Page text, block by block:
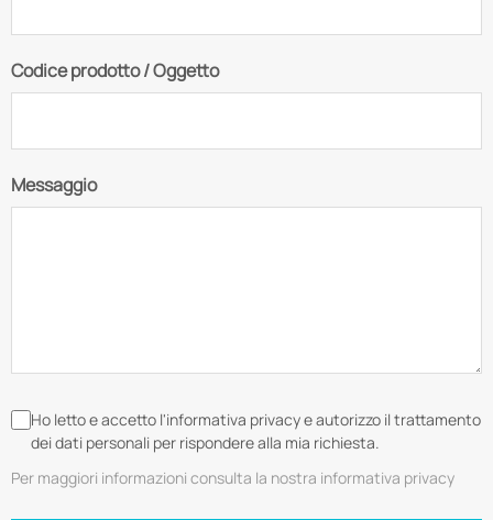
Codice prodotto / Oggetto
Messaggio
Ho letto e accetto l'informativa privacy e autorizzo il trattamento
dei dati personali per rispondere alla mia richiesta.
Per maggiori informazioni consulta la nostra informativa privacy